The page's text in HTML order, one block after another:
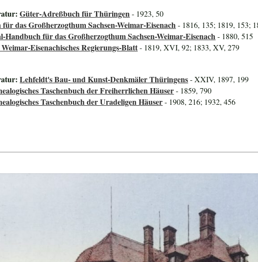
Güter-Adreßbuch für Thüringen- 1923, 50
das Großherzogthum Sachsen-Weimar-Eisenach- 1816, 135; 1819, 153;
Handbuch für das Großherzogthum Sachsen-Weimar-Eisenach- 1880, 515
Eisenachisches Regierungs-Blatt- 1819, XVI, 92; 1833, XV, 279
Lehfeldt's Bau- und Kunst-Denkmäler Thüringens- XXIV, 1897, 199
Taschenbuch der Freiherrlichen Häuser- 1859, 790
Taschenbuch der Uradeligen Häuser- 1908, 216; 1932, 456